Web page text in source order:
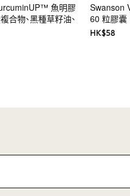
魚明膠
合物、黑種草籽油、
Swanson
60 粒膠囊
HK$58